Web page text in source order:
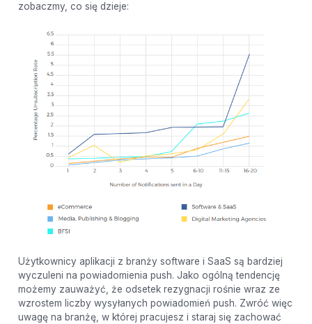
zobaczmy, co się dzieje:
Użytkownicy aplikacji z branży software i SaaS są bardziej
wyczuleni na powiadomienia push. Jako ogólną tendencję
możemy zauważyć, że odsetek rezygnacji rośnie wraz ze
wzrostem liczby wysyłanych powiadomień push. Zwróć więc
uwagę na branżę, w której pracujesz i staraj się zachować